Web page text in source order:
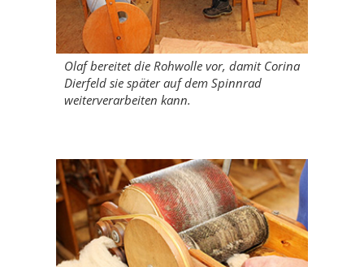
Olaf bereitet die Rohwolle vor, damit Corina
Dierfeld sie später auf dem Spinnrad
weiterverarbeiten kann.